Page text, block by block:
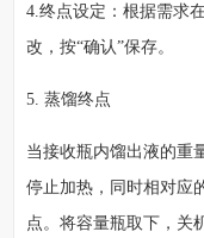
4.终点设定：根据需求
改，按“确认”保存。
5. 蒸馏终点
当接收瓶内馏出液的重
停止加热，同时相对应
点。将容量瓶取下，关